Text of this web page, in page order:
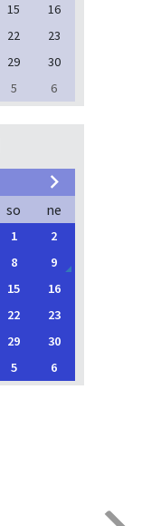
15
16
22
23
29
30
5 6
so ne
1
2
8
9
15
16
22
23
29
30
5 6